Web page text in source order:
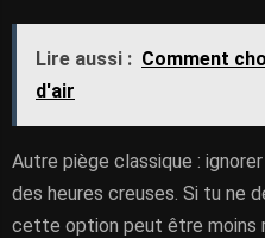
Lire aussi : Comment
d'air
Autre piège classique :
des heures creuses. Si tu ne
cette option peut être moins